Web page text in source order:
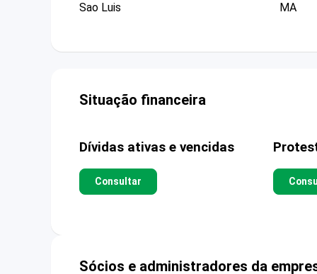
Sao Luis
MA
Situação financeira
Dívidas ativas e vencidas
Consultar
Sócios e administradores da